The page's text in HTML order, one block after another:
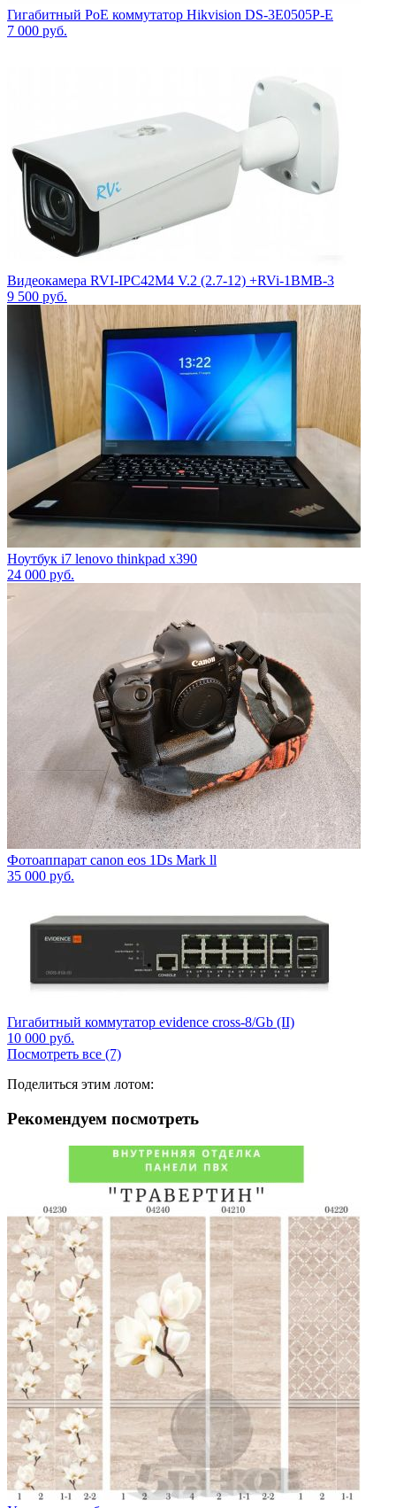
Гигабитный PoE коммутатор Hikvision DS-3E0505P-E
7 000 руб.
Видеокамера RVI-IPC42M4 V.2 (2.7-12) +RVi-1BMB-3
9 500 руб.
Ноутбук i7 lenovo thinkpad x390
24 000 руб.
Фотоаппарат canon eos 1Ds Mark ll
35 000 руб.
Гигабитный коммутатор evidence cross-8/Gb (II)
10 000 руб.
Посмотреть все (7)
Поделиться этим лотом:
Рекомендуем посмотреть